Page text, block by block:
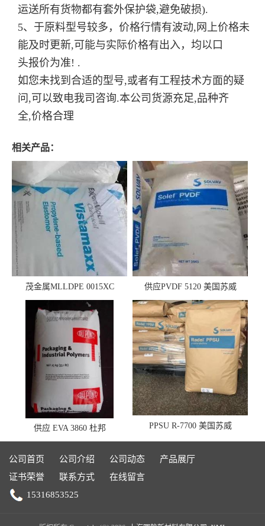
运送所有货物都有套外保护袋,避免破损).
5、于原料型号较多，价格行情有波动,网上价格未
能及时更新,可能与实际价格有出入，均以口
头报价为准! .
如您未找到合适的型号,或者有工程技术方面的疑
问,可以致电我司咨询.本公司货源充足,品种齐
全,价格合理
相关产品：
茂金属MLLDPE 0015XC
0019XC 现货
供应PVDF 5120 美国苏威
供应 EVA 3860 杜邦 PPSU R-7700 美国苏威
公司首页 公司介绍 公司动态
产品展厅
证书荣誉
联系方式
在线留言
15316853525